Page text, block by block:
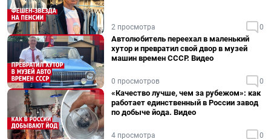
2 просмотра 0
Автолюбитель переехал в маленький
хутор и превратил свой двор в музей
машин времен СССР. Видео
0 просмотров 0
«Качество лучше, чем за рубежом»: как
работает единственный в России завод
по добыче йода. Видео
4 просмотра 0